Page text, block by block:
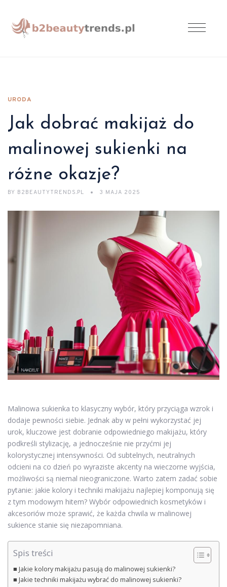
URODA
Jak dobrać makijaż do
malinowej sukienki na
różne okazje?
BY B2BEAUTYTRENDS.PL 3 MAJA 2025
Malinowa sukienka to klasyczny wybór, który przyciąga wzrok i
dodaje pewności siebie. Jednak aby w pełni wykorzystać jej
urok, kluczowe jest dobranie odpowiedniego makijażu, który
podkreśli stylizację, a jednocześnie nie przyćmi jej
kolorystycznej intensywności. Od subtelnych, neutralnych
odcieni na co dzień po wyraziste akcenty na wieczorne wyjścia,
możliwości są niemal nieograniczone. Warto zatem zadać sobie
pytanie: jakie kolory i techniki makijażu najlepiej komponują się
z tym modowym hitem? Wybór odpowiednich kosmetyków i
akcesoriów może sprawić, że każda chwila w malinowej
sukience stanie się niezapomniana.
Spis treści
Jakie kolory makijażu pasują do malinowej sukienki?
Jakie techniki makijażu wybrać do malinowej sukienki?